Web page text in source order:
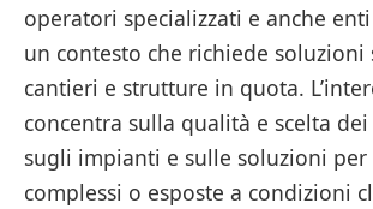
operatori specializzati e anche
un contesto che richiede soluzioni
cantieri e strutture in quota.
concentra sulla qualità e scelta
sugli impianti e sulle soluzioni per
complessi o esposte a condizioni